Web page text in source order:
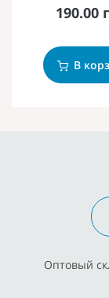
190.00
В
Оптовый